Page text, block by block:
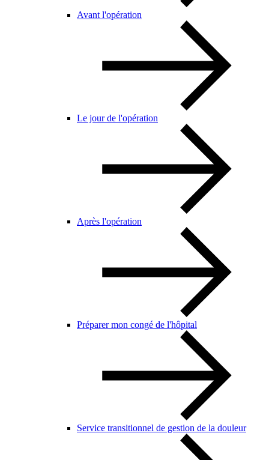
Avant l'opération
Le jour de l'opération
Après l'opération
Préparer mon congé de l'hôpital
Service transitionnel de gestion de la douleur